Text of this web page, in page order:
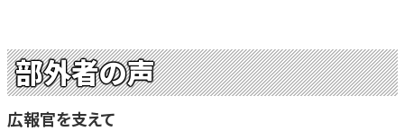
部外者の声
広報官を支えて